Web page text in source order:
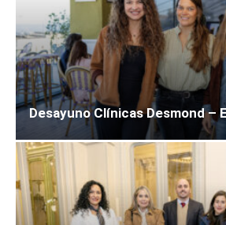
Desayuno Clínicas Desmond –